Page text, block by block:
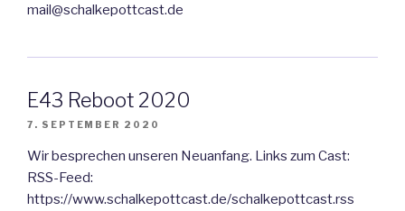
mail@schalkepottcast.de
E43 Reboot 2020
7. SEPTEMBER 2020
Wir besprechen unseren Neuanfang. Links zum Cast:
RSS-Feed:
https://www.schalkepottcast.de/schalkepottcast.rss